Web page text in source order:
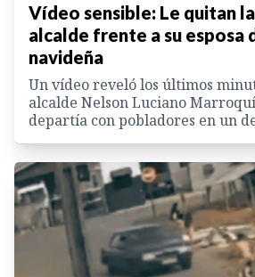
Vídeo sensible: Le quitan
alcalde frente a su esposa
navideña
Un vídeo reveló los últimos
alcalde Nelson Luciano
departía con pobladores en un